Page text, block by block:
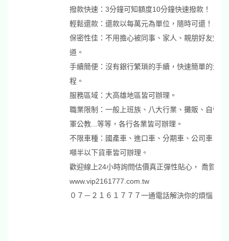
撥款快速：3分鐘可知額度10分鐘快速撥款！
輕鬆還款：還款以每萬元為單位，隨時可還！
保密性佳：不用擔心被同事、家人、親朋好友知
道。
手續簡便：沒有銀行繁瑣的手續，快速簡單的流
程。
服務區域：大高雄地區皆可辦理。
職業限制：一般上班族、八大行業、攤販、自營商.
軍公教...等等，各行各業皆可辦理。
不限車種：國產車、進口車、分期車、公司車、三
噸半以下貨車皆可辦理。
歡迎線上24小時詢問估價真正彈性貼心， 喬賀當
www.vip2161777.com.tw
０７－２１６１７７７一通電話解決你的煩惱